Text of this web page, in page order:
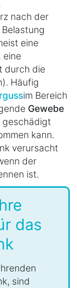
nach der
eine
eine
durch die
Häufig
im Bereich
Gewebe
geschädigt
kann.
verursacht
der
ist.
das
sind